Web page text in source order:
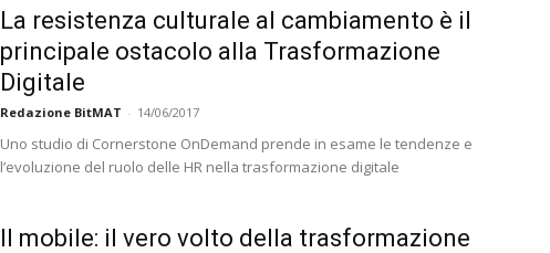
La resistenza culturale al cambiamento è il
principale ostacolo alla Trasformazione
Digitale
Redazione BitMAT - 14/06/2017
Uno studio di Cornerstone OnDemand prende in esame le tendenze e
l’evoluzione del ruolo delle HR nella trasformazione digitale
Il mobile: il vero volto della trasformazione